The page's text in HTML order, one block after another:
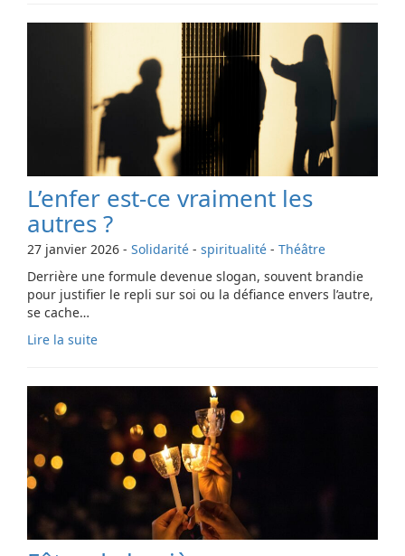
L’enfer est-ce vraiment les
autres ?
27 janvier 2026 - Solidarité - spiritualité - Théâtre
Derrière une formule devenue slogan, souvent brandie
pour justifier le repli sur soi ou la défiance envers l’autre,
se cache…
Lire la suite